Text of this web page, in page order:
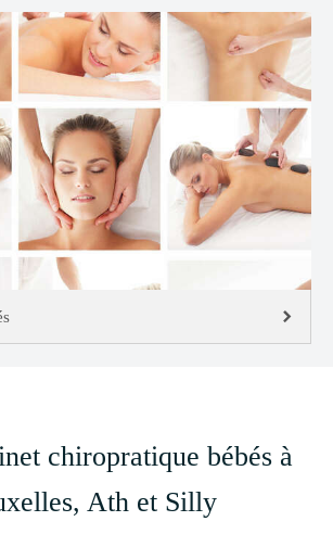
chiropratique bébés à
Ath et Silly